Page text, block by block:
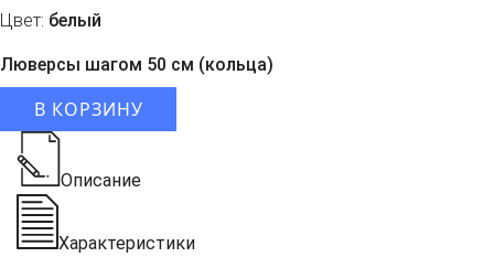
Цвет: белый
Люверсы шагом 50 см (кольца)
В КОРЗИНУ
Описание
Характеристики